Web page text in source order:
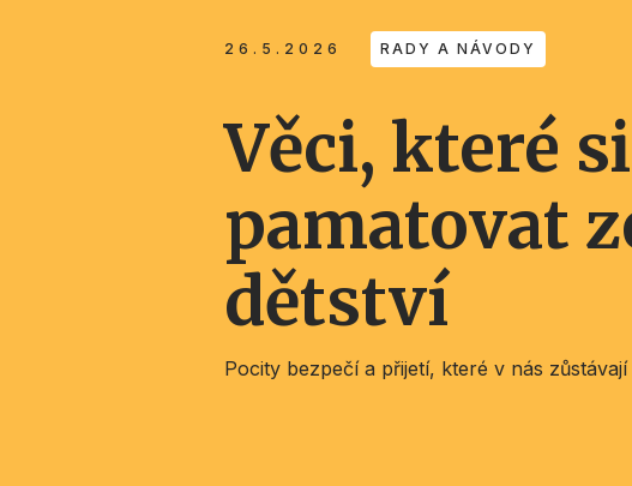
26.5.2026 RADY A NÁVODY
Věci, které
pamatovat
dětství
Pocity bezpečí a přijetí, které v nás